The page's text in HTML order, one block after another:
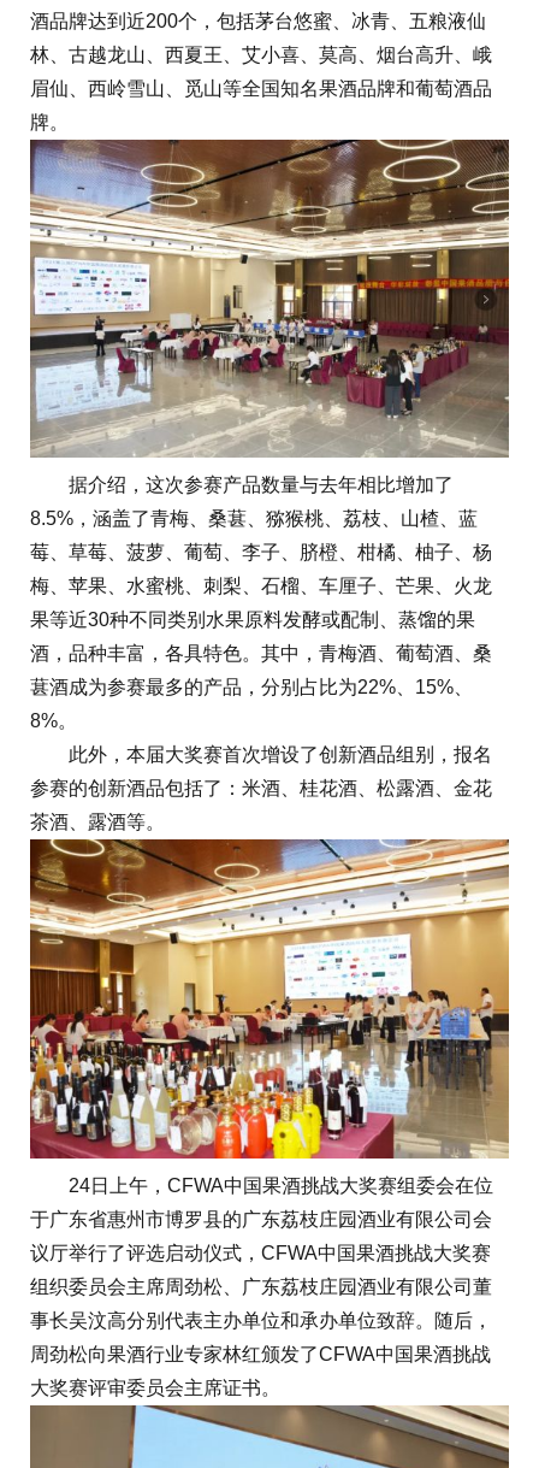
酒品牌达到近200个，包括茅台悠蜜、冰青、五粮液仙
林、古越龙山、西夏王、艾小喜、莫高、烟台高升、峨
眉仙、西岭雪山、觅山等全国知名果酒品牌和葡萄酒品
牌。
据介绍，这次参赛产品数量与去年相比增加了
8.5%，涵盖了青梅、桑葚、猕猴桃、荔枝、山楂、蓝
莓、草莓、菠萝、葡萄、李子、脐橙、柑橘、柚子、杨
梅、苹果、水蜜桃、刺梨、石榴、车厘子、芒果、火龙
果等近30种不同类别水果原料发酵或配制、蒸馏的果
酒，品种丰富，各具特色。其中，青梅酒、葡萄酒、桑
葚酒成为参赛最多的产品，分别占比为22%、15%、
8%。
此外，本届大奖赛首次增设了创新酒品组别，报名
参赛的创新酒品包括了：米酒、桂花酒、松露酒、金花
茶酒、露酒等。
24日上午，CFWA中国果酒挑战大奖赛组委会在位
于广东省惠州市博罗县的广东荔枝庄园酒业有限公司会
议厅举行了评选启动仪式，CFWA中国果酒挑战大奖赛
组织委员会主席周劲松、广东荔枝庄园酒业有限公司董
事长吴汶高分别代表主办单位和承办单位致辞。随后，
周劲松向果酒行业专家林红颁发了CFWA中国果酒挑战
大奖赛评审委员会主席证书。